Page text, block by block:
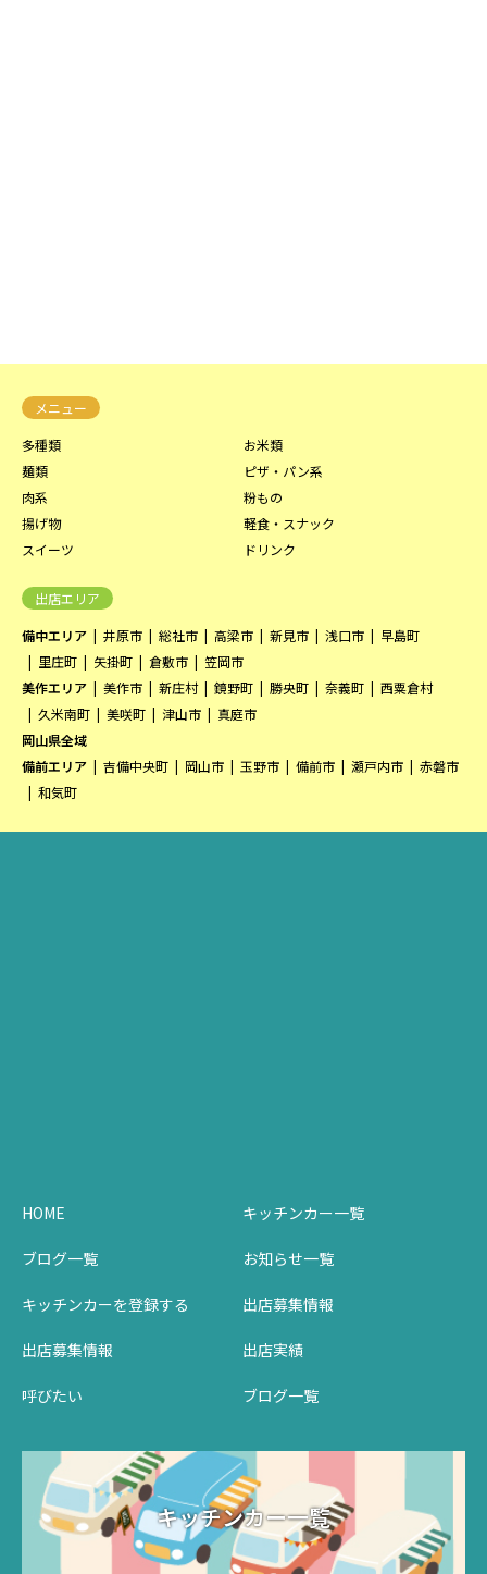
メニュー
多種類
お米類
麺類
ピザ・パン系
肉系
粉もの
揚げ物
軽食・スナック
スイーツ
ドリンク
出店エリア
備中エリア
井原市 総社市 高梁市 新見市 浅口市
早島町
里庄町
矢掛町 倉敷市
笠岡市
美作エリア
美作市 新庄村 鏡野町 勝央町 奈義町
西粟倉村
久米南町
美咲町 津山市
真庭市
岡山県全域
備前エリア
吉備中央町 岡山市 玉野市 備前市 瀬戸内市
赤磐市
和気町
HOME
ブログ一覧
キッチンカーを登録する
出店募集情報
呼びたい
キッチンカー一覧
お知らせ一覧
出店募集情報
出店実績
ブログ一覧
キッチンカー一覧